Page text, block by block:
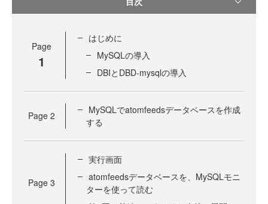
Page
1
はじめに
MySQLの導入
DBIとDBD-mysqlの導入
Page 2
MySQLでatomfeedsデータベースを作成
する
Page 3
実行画面
atomfeedsデータベースを、MySQLモニ
ターを使って読む